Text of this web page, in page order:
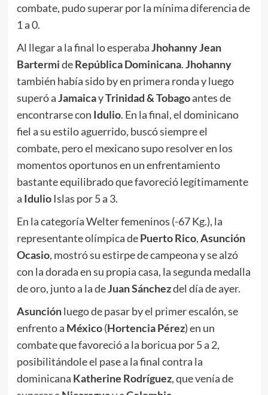
combate, pudo superar por la mínima diferencia de
1 a 0.
Al llegar a la final lo esperabaJhohanny Jean
BartermideRepública Dominicana.Jhohanny
también había sido by en primera ronda y luego
superó aJamaicayTrinidad & Tobagoantes de
encontrarse con Idulio. En la final, el dominicano
fiel a su estilo aguerrido, buscó siempre el
combate, pero el mexicano supo resolver en los
momentos oportunos en un enfrentamiento
bastante equilibrado que favoreció legítimamente
a IdulioIslas por 5 a 3.
En la categoría Welter femeninos (-67 Kg.), la
representante olímpica dePuerto Rico,Asunción
Ocasio, mostró su estirpe de campeona y se alzó
con la dorada en su propia casa, la segunda medalla
de oro, junto a la deJuan Sánchezdel día de ayer.
Asunciónluego de pasar by el primer escalón, se
enfrento a México(Hortencia Pérez) en un
combate que favoreció a la boricua por 5 a 2,
posibilitándole el pase a la final contra la
dominicana Katherine Rodríguez, que venía de